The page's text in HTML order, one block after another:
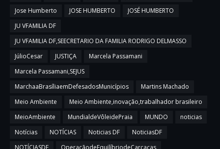
Jose Humberto
JOSE HUMBERTO
JOSÉ HUMBERTO
JU VFAMILIA DF
JU VFAMILIA DF,SEECRETARIO DA FAMILIA RODRIGO DELMASSO
JúlioCesar
JUSTIÇA
Marcela Passamani
Marcela Passamani,SEJUS
MarchaaBrasíliaemDefesadosMunicípios
Martins Machado
Meio Ambiente
Meio Ambiente,inovação,trabalhador brasileiro
MeioAmbiente
MundialdeVôleidePraia MUNDO
noticias
Notícias
NOTÍCIAS Noticias DF
NoticiasDF
NOTÍCIASDF
OperaçãodeEquilíbriodeCarcaças